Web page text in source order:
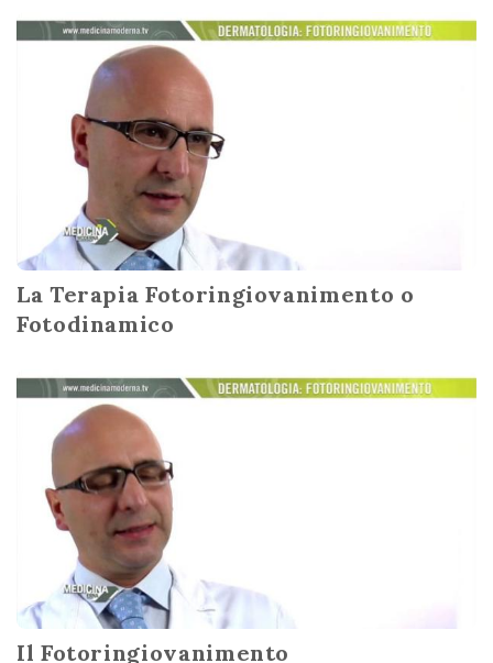
La Terapia Fotoringiovanimento o
Fotodinamico
Il Fotoringiovanimento